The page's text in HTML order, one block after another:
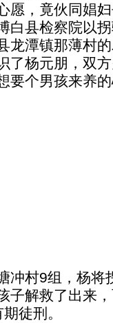
愿，竟伙同娼
白县检察院以
潭镇那薄村的
了杨元朋，双
要个男孩来养
冲村9组，杨将
子解救了出来
徒刑。